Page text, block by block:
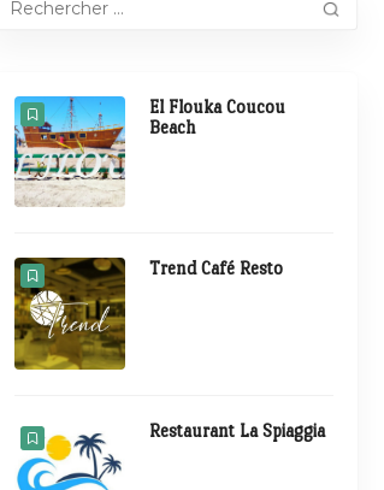
El Flouka Coucou
Beach
Trend Café Resto
Restaurant La Spiaggia